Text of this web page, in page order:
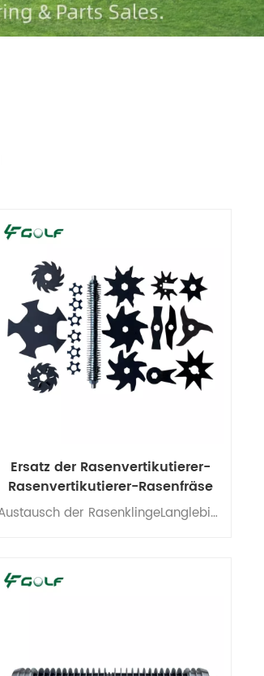
Ersatz der Rasenvertikutierer-
Rasenvertikutierer-Rasenfräse
Austausch der RasenklingeLanglebige Rasenmähermesser, geeignet für verschiedene Arten von Golf-Greens, Fairway-Turnier-Spulenmäher, Verti-Cut-Klinge,Rasenmähermesser.